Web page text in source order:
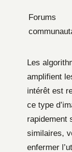
Forums
Les
amplifient
intérêt est
ce type
rapidement
similaires,
enfermer